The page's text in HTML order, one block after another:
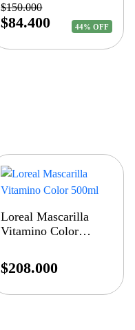
$150.000
$84.400 44% OFF
Loreal Mascarilla
Vitamino Color
$208.000